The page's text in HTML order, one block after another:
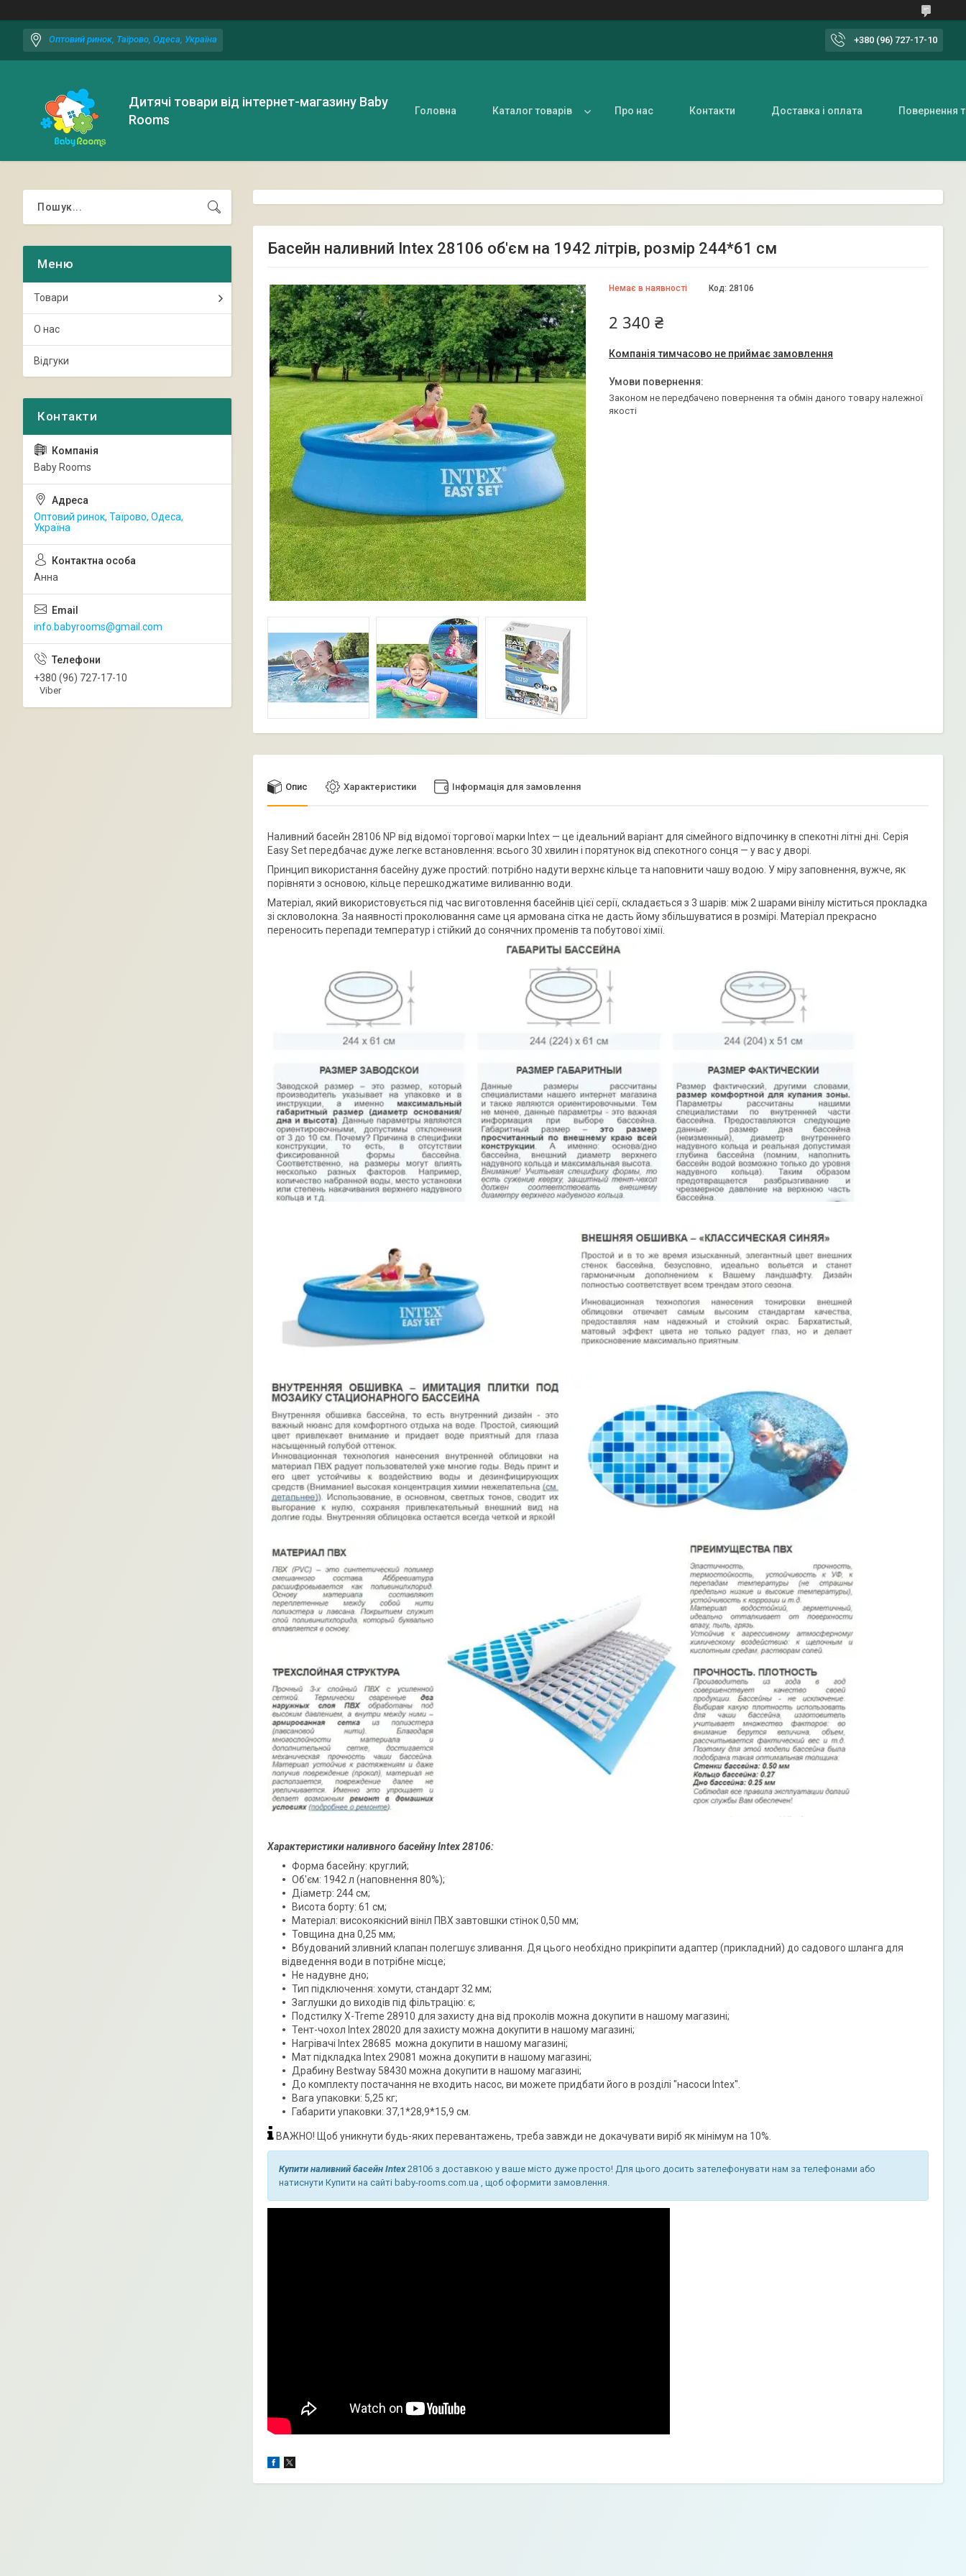
Оптовий ринок, Таїрово, Одеса, Україна +380 (96) 727-17-10
Дитячі товари від інтернет-магазину Baby
Rooms
Головна Каталог товарів Про нас Контакти Доставка і оплата Повернення
Басейн наливний Intex 28106 об'єм на 1942 літрів, розмір 244*61 см
Немає в наявності Код: 28106
2 340 ₴
Компанія тимчасово не приймає замовлення
Законом не передбачено повернення та обмін даного товару належної
якості
Опис Характеристики Інформація для замовлення
Наливний басейн 28106 NP від відомої торгової марки Intex — це ідеальний варіант для сімейного відпочинку в спекотні літні дні. Серія
Easy Set передбачає дуже легке встановлення: всього 30 хвилин і порятунок від спекотного сонця — у вас у дворі.
Принцип використання басейну дуже простий: потрібно надути верхнє кільце та наповнити чашу водою. У міру заповнення, вужче, як
порівняти з основою, кільце перешкоджатиме виливанню води.
Матеріал, який використовується під час виготовлення басейнів цієї серії, складається з 3 шарів: між 2 шарами вінілу міститься прокладка
зі скловолокна. За наявності проколювання саме ця армована сітка не дасть йому збільшуватися в розмірі. Матеріал прекрасно
переносить перепади температур і стійкий до сонячних променів та побутової хімії.
Характеристики наливного басейну Intex 28106:
Форма басейну: круглий;
Об'єм: 1942 л (наповнення 80%);
Діаметр: 244 см;
Висота борту: 61 см;
Матеріал: високоякісний вініл ПВХ завтовшки стінок 0,50 мм;
Товщина дна 0,25 мм;
Вбудований зливний клапан полегшує зливання. Дя цього необхідно прикріпити адаптер (прикладний) до садового шланга для
відведення води в потрібне місце;
Не надувне дно;
Тип підключення: хомути, стандарт 32 мм;
Заглушки до виходів під фільтрацію: є;
Подстилку X-Treme 28910 для захисту дна від проколів можна докупити в нашому магазині;
Тент-чохол Intex 28020 для захисту можна докупити в нашому магазині;
Нагрівачі Intex 28685 можна докупити в нашому магазині;
Мат підкладка Intex 29081 можна докупити в нашому магазині;
Драбину Bestway 58430 можна докупити в нашому магазині;
До комплекту постачання не входить насос, ви можете придбати його в розділі "насоси Intex".
Вага упаковки: 5,25 кг;
Габарити упаковки: 37,1*28,9*15,9 см.
ВАЖНО! Щоб уникнути будь-яких перевантажень, треба завжди не докачувати виріб як мінімум на 10%.
Купити наливний басейн Intex28106 з доставкою у ваше місто дуже просто! Для цього досить зателефонувати нам за телефонами або
натиснути Купити на сайті baby-rooms.com.ua , щоб оформити замовлення.
Товари
О нас
Відгуки
Baby Rooms
Оптовий ринок, Таїрово, Одеса,
Україна
Анна
info.babyrooms@gmail.com
+380 (96) 727-17-10
Viber